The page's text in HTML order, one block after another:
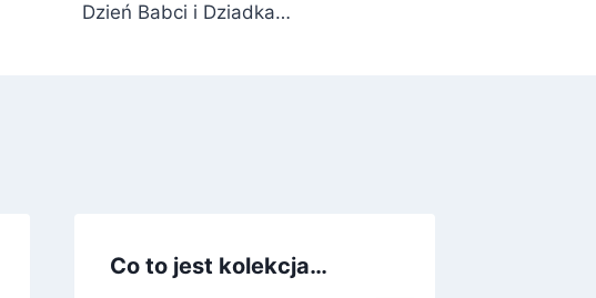
Dzień Babci i Dziadka…
Co to jest kolekcja…